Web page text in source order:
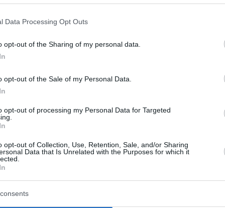
Data Processing Opt Outs
opt-out of the Sharing of my personal data.
opt-out of the Sale of my Personal Data.
opt-out of processing my Personal Data for Targeted
opt-out of Collection, Use, Retention, Sale, and/or Sharing
Data that Is Unrelated with the Purposes for which it
υπηρεσίες διερευνούν τώρα υποψίες για
όπως επισημαίνεται από το Spiegel και την
υπόθεση εμπλέκονται η Ομοσπονδιακή
υπηρεσίες. Σύμφωνα με την γερμανική
και πρέπει σε κάθε περίπτωση να δηλώνεται
του χορηγού. Εάν η υποψία
το κόμμα - αποδέκτης αντιμετωπίζει
από το ποσό που έλαβε, στην
περίπου επτά εκατομμυρίων ευρώ.
ότι ο δισεκατομμυριούχος Χένινγκ